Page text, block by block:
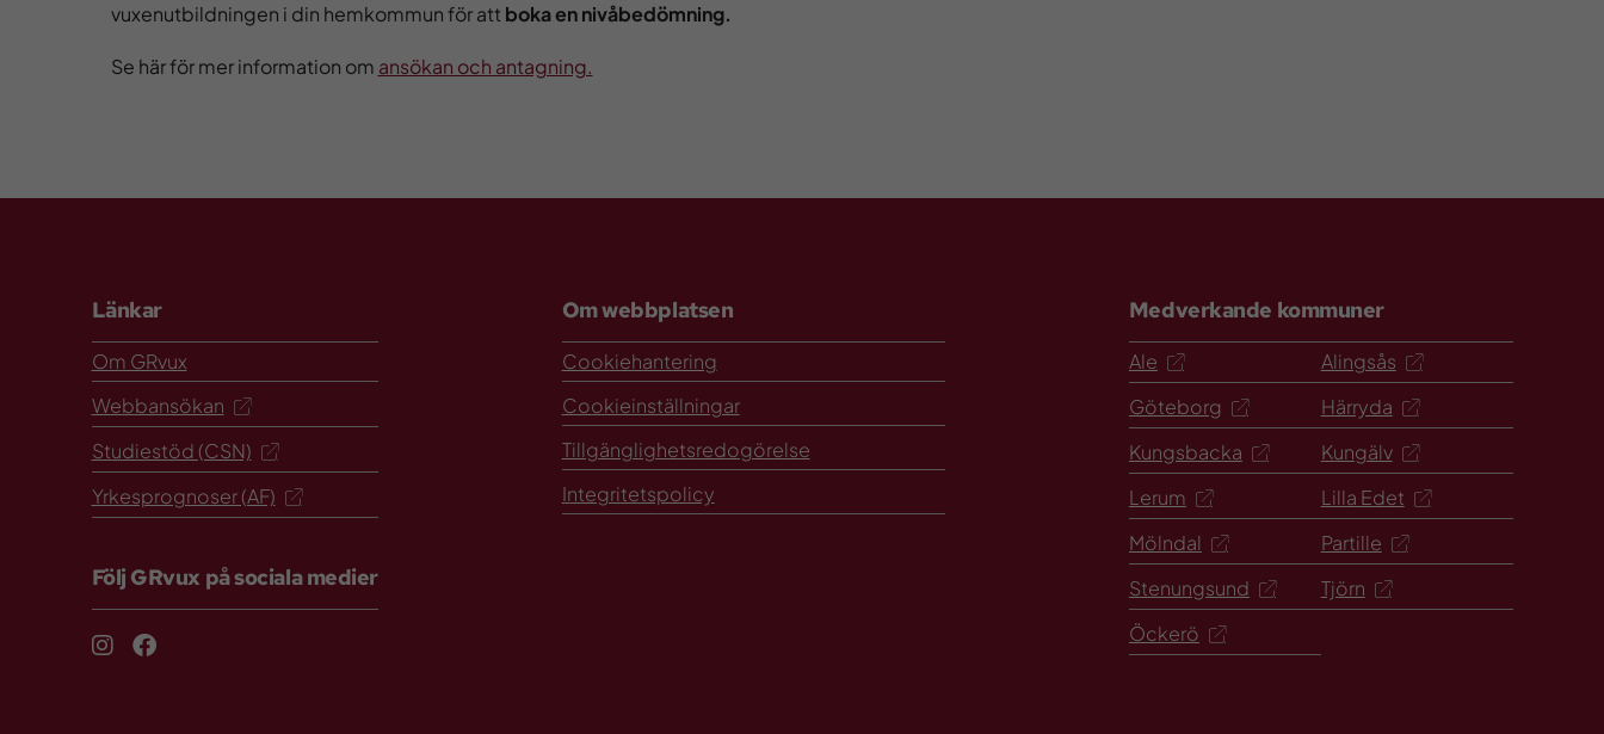
vuxenutbildningen i din hemkommun för attboka en nivåbedömning.
Se här för mer information om ansökan och antagning.
Länkar
Om GRvux
Webbansökan
Studiestöd (CSN)
Yrkesprognoser (AF)
Följ GRvux på sociala medier
InstagramFacebook
Om webbplatsen
Cookiehantering
Cookieinställningar
Tillgänglighetsredogörelse
Integritetspolicy
Medverkande kommuner
Ale
Alingsås
Göteborg
Härryda
Kungsbacka
Kungälv
Lerum
Lilla Edet
Mölndal
Partille
Stenungsund
Tjörn
Öckerö